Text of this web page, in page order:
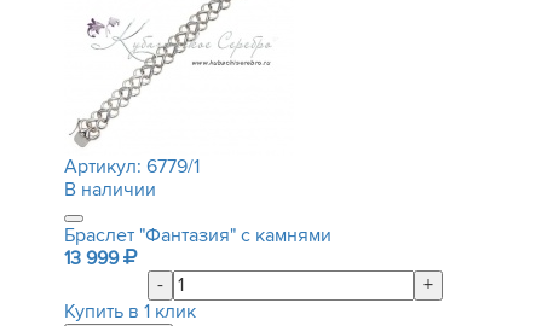
Артикул: 6779/1
В наличии
Браслет "Фантазия" с камнями
13 999
-
+
Купить в 1 клик